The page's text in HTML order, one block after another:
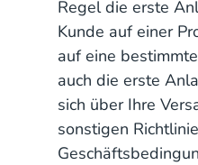
Regel die erste
Kunde auf einer
auf eine
auch die erste
sich über Ihre
sonstigen